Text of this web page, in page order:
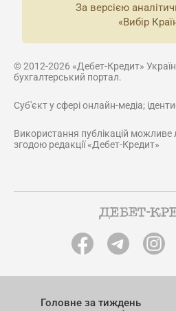
За версією
«Вибір
© 2012-2026 «Дебет-Кредит»
бухгалтерський портал.
Суб'єкт у сфері онлайн-медіа;
Використання публікацій
згодою редакції «Дебет-Кредит»
Головне за тиждень